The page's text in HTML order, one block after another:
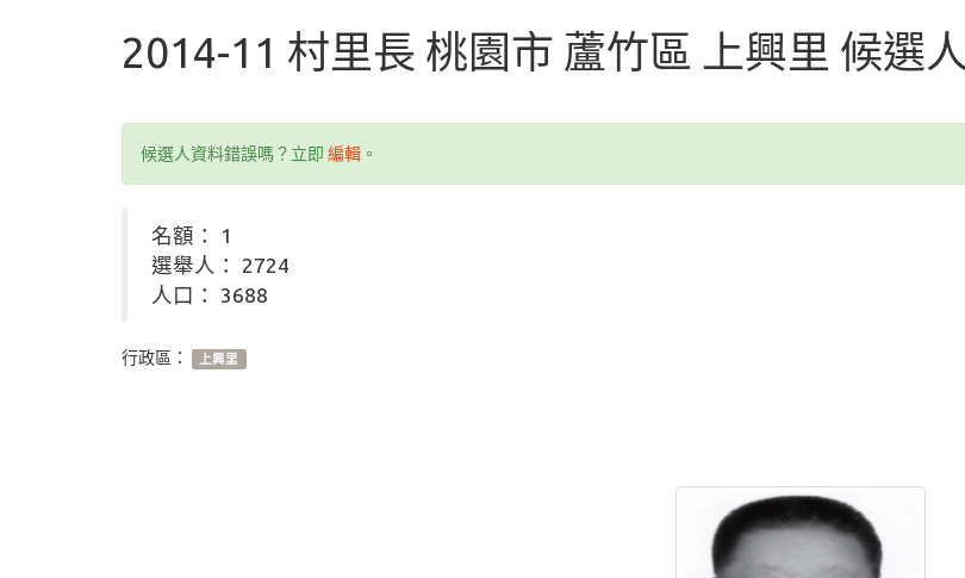
2014-11 村里長 桃園市 蘆竹區 上興里 候選人
候選人資料錯誤嗎？立即 編輯 。
名額： 1
選舉人： 2724
人口： 3688
行政區： 上興里